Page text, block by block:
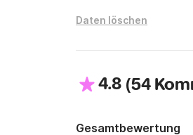
Click&Boat
Daten löschen
4.8 (54
Gesamtbewertung